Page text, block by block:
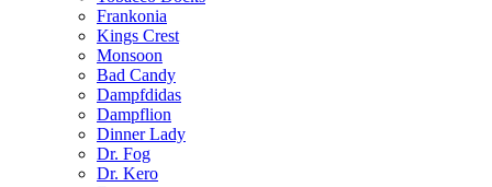
Frankonia
Kings Crest
Monsoon
Bad Candy
Dampfdidas
Dampflion
Dinner Lady
Dr. Fog
Dr. Kero